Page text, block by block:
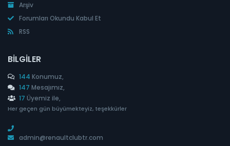
Arşiv
Forumları Okundu Kabul Et
RSS
BILGILER
144 Konumuz,
147 Mesajımız,
17 Üyemiz ile,
Her geçen gün büyümekteyiz, teşekkürler
admin@renaultclubtr.com